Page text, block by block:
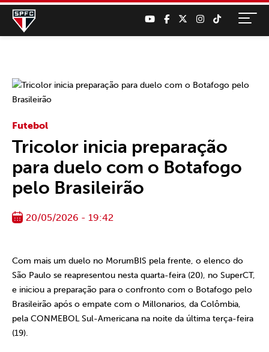
Futebol
Tricolor inicia preparação
para duelo com o Botafogo
pelo Brasileirão
20/05/2026 - 19:42
Com mais um duelo no MorumBIS pela frente, o elenco do
São Paulo se reapresentou nesta quarta-feira (20), no SuperCT,
e iniciou a preparação para o confronto com o Botafogo pelo
Brasileirão após o empate com o Millonarios, da Colômbia,
pela CONMEBOL Sul-Americana na noite da última terça-feira
(19).